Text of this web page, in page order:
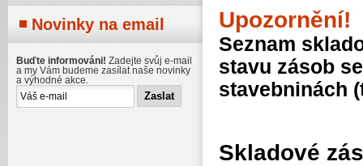
Upozornění!
Seznam
stavu zásob
stavebninách
Skladové
Novinky na email
Buďte informováni! Zadejte svůj e-mail
a my Vám budeme zasílat naše novinky
a výhodné akce.